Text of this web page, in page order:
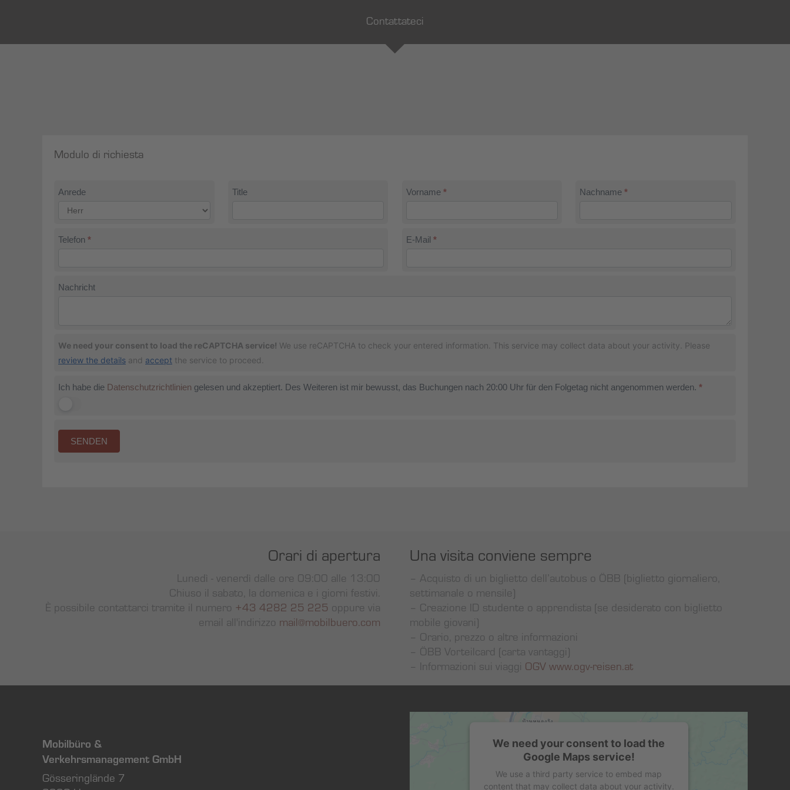
Contattateci
Modulo di richiesta
Kontakt
Anrede Title Vorname * Nachname*
Telefon * E-Mail *
Nachricht
We need your consent to load the reCAPTCHA service! We use reCAPTCHA to check your entered information. This service may collect data about your activity. Please
review the details and accept the service to proceed.
Ich habe die Datenschutzrichtlinien gelesen und akzeptiert. Des Weiteren ist mir bewusst, das Buchungen nach 20:00 Uhr für den Folgetag nicht angenommen werden. *
SENDEN
Orari di apertura
Lunedì - venerdì dalle ore 09:00 alle 13:00
Chiuso il sabato, la domenica e i giorni festivi.
È possibile contattarci tramite il numero +43 4282 25 225 oppure via
email all'indirizzo mail@mobilbuero.com
Una visita conviene sempre
– Acquisto di un biglietto dell’autobus o ÖBB (biglietto giornaliero,
settimanale o mensile)
– Creazione ID studente o apprendista (se desiderato con biglietto
mobile giovani)
– Orario, prezzo o altre informazioni
– ÖBB Vorteilcard (carta vantaggi)
– Informazioni sui viaggi OGV www.ogv-reisen.at
Mobilbüro &
Verkehrsmanagement GmbH
Gösseringlände 7
We need your consent to load the
Google Maps service!
We use a third party service to embed map
content that may collect data about your activity.